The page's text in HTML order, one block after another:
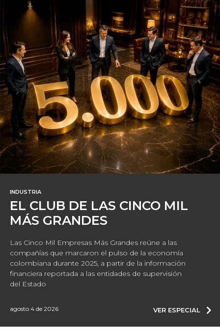
INDUSTRIA
EL CLUB DE LAS CINCO MIL
MÁS GRANDES
Las Cinco Mil Empresas Más Grandes reúne a las
compañías que marcaron el pulso de la economía
colombiana durante 2025, a partir de la información
financiera reportada a las entidades de supervisión
del Estado
agosto 4 de 2026 VER ESPECIAL